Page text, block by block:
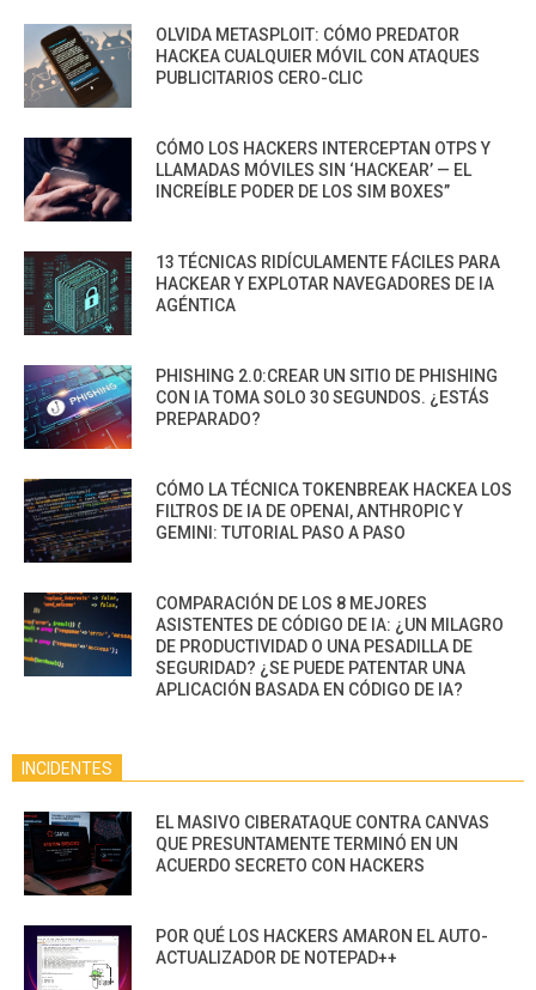
OLVIDA METASPLOIT: CÓMO PREDATOR
HACKEA CUALQUIER MÓVIL CON ATAQUES
PUBLICITARIOS CERO-CLIC
CÓMO LOS HACKERS INTERCEPTAN OTPS Y
LLAMADAS MÓVILES SIN ‘HACKEAR’ — EL
INCREÍBLE PODER DE LOS SIM BOXES”
13 TÉCNICAS RIDÍCULAMENTE FÁCILES PARA
HACKEAR Y EXPLOTAR NAVEGADORES DE IA
AGÉNTICA
PHISHING 2.0:CREAR UN SITIO DE PHISHING
CON IA TOMA SOLO 30 SEGUNDOS. ¿ESTÁS
PREPARADO?
CÓMO LA TÉCNICA TOKENBREAK HACKEA LOS
FILTROS DE IA DE OPENAI, ANTHROPIC Y
GEMINI: TUTORIAL PASO A PASO
COMPARACIÓN DE LOS 8 MEJORES
ASISTENTES DE CÓDIGO DE IA: ¿UN MILAGRO
DE PRODUCTIVIDAD O UNA PESADILLA DE
SEGURIDAD? ¿SE PUEDE PATENTAR UNA
APLICACIÓN BASADA EN CÓDIGO DE IA?
INCIDENTES
EL MASIVO CIBERATAQUE CONTRA CANVAS
QUE PRESUNTAMENTE TERMINÓ EN UN
ACUERDO SECRETO CON HACKERS
POR QUÉ LOS HACKERS AMARON EL AUTO-
ACTUALIZADOR DE NOTEPAD++